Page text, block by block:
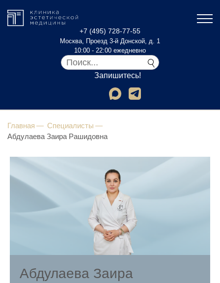
+7 (495) 728-77-55
Москва, Проезд 3-й Донской, д. 1
10:00 - 22:00 ежедневно
Запишитесь!
Главная
Специалисты
Абдулаева Заира Рашидовна
Абдулаева Заира